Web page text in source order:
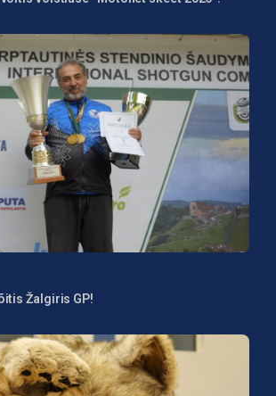
Žalgiris GP!